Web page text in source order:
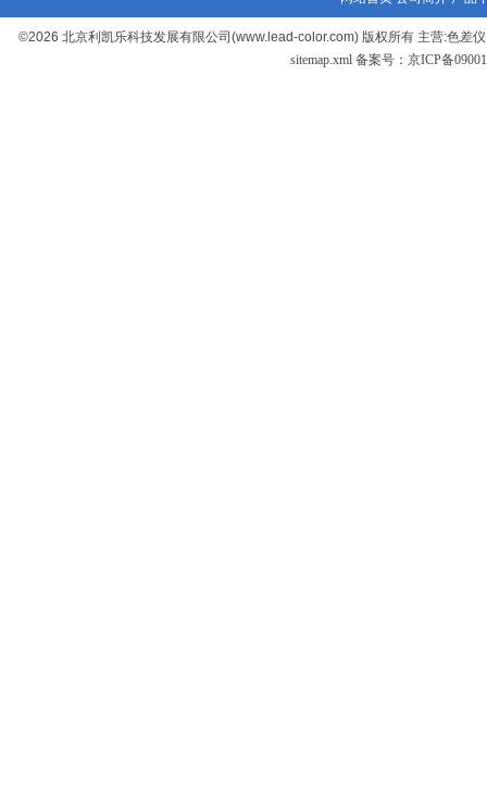
©2026 北京利凯乐科技发展有限公司(www.lead-color.com) 版权所有 主营:色差
sitemap.xml 备案号：京ICP备